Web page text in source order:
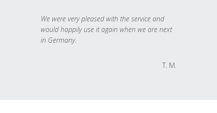
We were very pleased with the service and
would happily use it again when we are next
in Germany.
T. M.